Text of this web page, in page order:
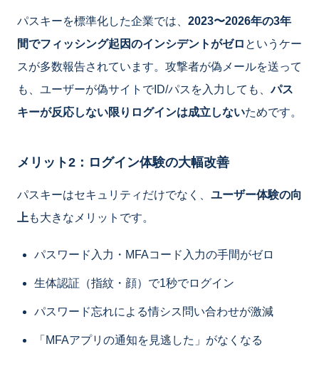
パスキーを標準化した企業では、 2023〜2026年の3年
間でフィッシング起因のインシデントがゼロ というケー
スが多数報告されています。攻撃者が偽メールを送って
も、ユーザーが偽サイトでID/パスを入力しても、パス
キーが反応しない限りログインは成立しないためです。
メリット2：ログイン体験の大幅改善
パスキーはセキュリティだけでなく、 ユーザー体験の向
上 も大きなメリットです。
パスワード入力・MFAコード入力の手間がゼロ
生体認証（指紋・顔）で1秒でログイン
パスワード忘れによる情シス問い合わせが激減
「MFAアプリの通知を見逃した」がなくなる